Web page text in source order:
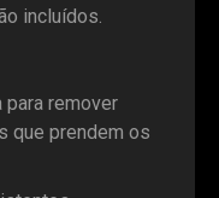
incluídos.
para remover
que prendem os